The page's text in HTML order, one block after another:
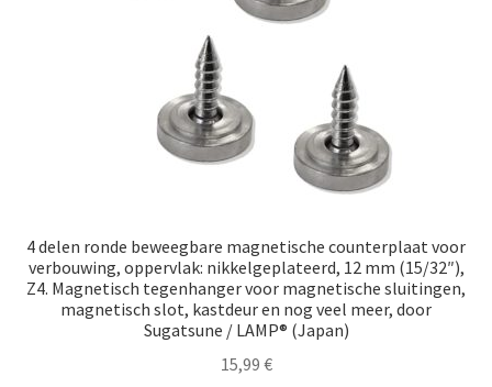
4 delen ronde beweegbare magnetische counterplaat voor
verbouwing, oppervlak: nikkelgeplateerd, 12 mm (15/32″),
Z4. Magnetisch tegenhanger voor magnetische sluitingen,
magnetisch slot, kastdeur en nog veel meer, door
Sugatsune / LAMP® (Japan)
15,99 €